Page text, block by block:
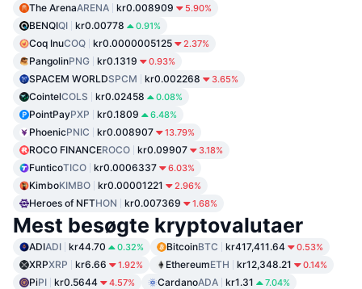
The ArenaARENA kr0.008909 5.90%
BENQIQI kr0.00778 0.91%
Coq InuCOQ kr0.0000005125 2.37%
PangolinPNG kr0.1319 0.93%
SPACEM WORLDSPCM kr0.002268 3.65%
CointelCOLS kr0.02458 0.08%
PointPayPXP kr0.1809 6.48%
PhoenicPNIC kr0.008907 13.79%
ROCO FINANCEROCO kr0.09907 3.18%
FunticoTICO kr0.0006337 6.03%
KimboKIMBO kr0.00001221 2.96%
Heroes of NFTHON kr0.007369 1.68%
Mest besøgte kryptovalutaer
ADIADI kr44.70 0.32% BitcoinBTC kr417,411.64 0.53%
XRPXRP kr6.66 1.92% EthereumETH kr12,348.21 0.14%
PiPI kr0.5644 4.57% CardanoADA kr1.31 7.04%